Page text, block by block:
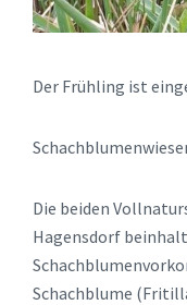
Der Frühling ist
Die beiden
Hagensdorf
Schachblume